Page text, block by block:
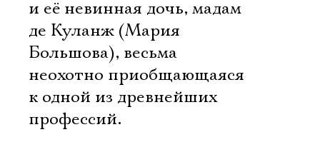
и её невинная дочь, мадам
де Куланж (Мария
Большова), весьма
неохотно приобщающаяся
к одной из древнейших
профессий.